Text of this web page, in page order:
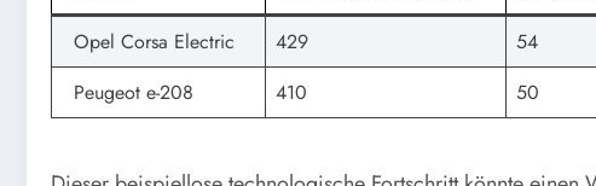
Opel Corsa Electric
429 54
Peugeot e-208
410 50